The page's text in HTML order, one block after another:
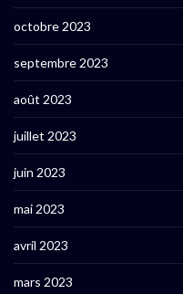
octobre 2023
septembre 2023
août 2023
juillet 2023
juin 2023
mai 2023
avril 2023
mars 2023